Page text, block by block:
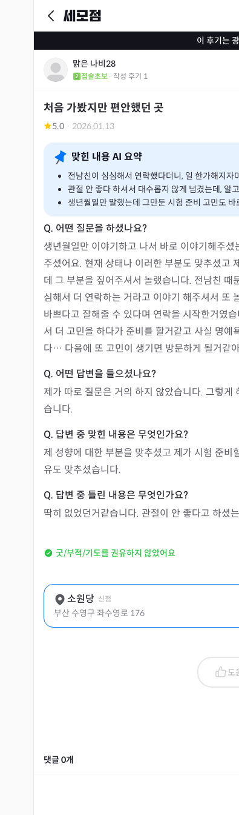
이 후기는
맑은 나비28
점술초보· 작성 후기 1
처음 가봤지만 편안했던 곳
5.0 · 2026.01.13
맞힌 내용 AI 요약
전남친이 심심해서 연락했다더니, 일 한가해지자
관절 안 좋다 하셔서 대수롭지 않게 넘겼는데, 알
생년월일만 말했는데 그만둔 시험 준비 고민도
생년월일만 이야기하고 나서 바로 이야기해주
주셨어요. 현재 상태나 이러한 부분도 맞추셨고
데 그 부분을 짚어주셔서 놀랬습니다. 전남친
심해서 더 연락하는 거라고 이야기 해주셔서 또
바쁘다고 잘해줄 수 있다며 연락을 시작한거였
서 더 고민을 하다가 준비를 할거같고 사실 명예
다… 다음에 또 고민이 생기면 방문하게 될거같
제가 따로 질문은 거의 하지 않았습니다. 그렇
습니다.
제 성향에 대한 부분을 맞추셨고 제가 시험 준비
유도 맞추셨습니다.
딱히 없었던거같습니다. 관절이 안 좋다고 하셨
굿/부적/기도를 권유하지 않았어요
소원당 신점
부산 수영구 좌수영로 176
도
댓글0개